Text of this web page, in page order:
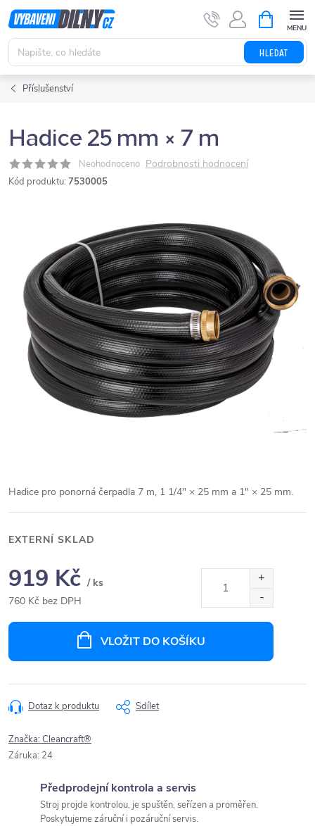
Přejít
na
obsah
HLEDAT
NÁKUPNÍ
KOŠÍK
Příslušenství
Hadice 25 mm × 7 m
Neohodnoceno Podrobnosti hodnocení
Kód produktu: 7530005
Hadice pro ponorná čerpadla 7 m, 1 1/4" × 25 mm a 1" × 25 mm.
EXTERNÍ SKLAD
919 Kč / ks
760 Kč bez DPH
VLOŽIT DO KOŠÍKU
Dotaz k produktu Sdílet
Značka:Cleancraft®
Záruka: 24
Předprodejní kontrola a servis
Stroj projde kontrolou, je spuštěn, seřízen a proměřen.
Poskytujeme záruční i pozáruční servis.